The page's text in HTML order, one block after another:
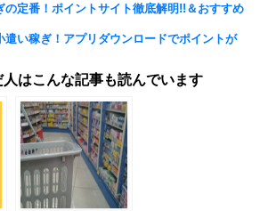
の定番！ポイントサイト徹底解明!!＆おすすめ
遣い稼ぎ！アプリダウンロードでポイントが
はこんな記事も読んでいます